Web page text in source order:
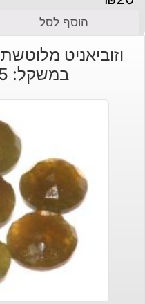
הוסף לסל
במשקל: 3.5 קרט יחידה